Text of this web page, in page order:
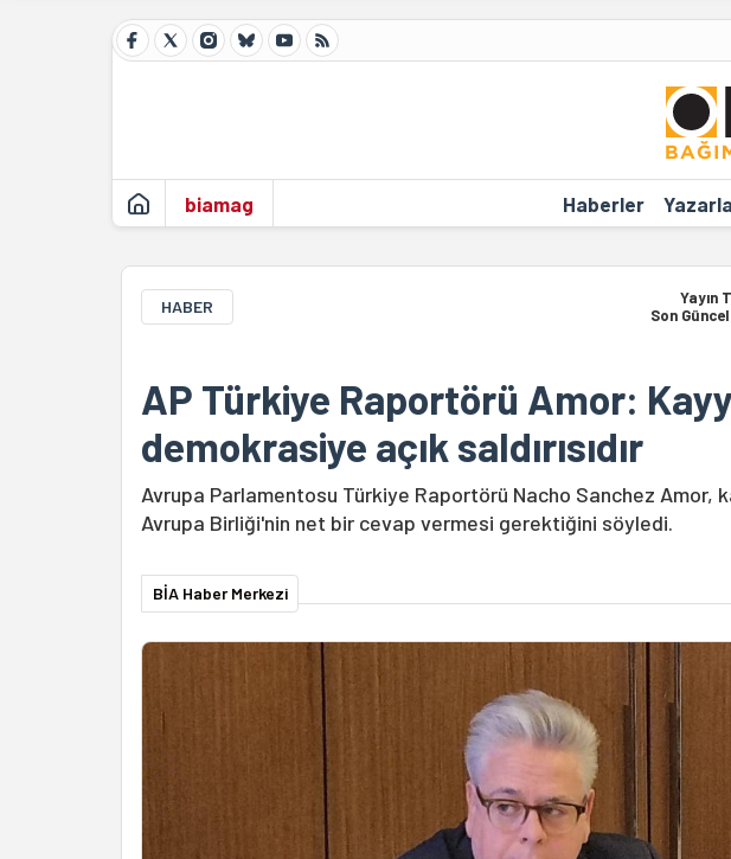
biamag Haberler
HABER Yayın
Son
AP Türkiye Raportörü Amor:
demokrasiye açık saldırısıdır
Avrupa Parlamentosu Türkiye Raportörü Nacho Sanchez Amor,
Avrupa Birliği'nin net bir cevap vermesi gerektiğini söyledi.
BİA Haber Merkezi